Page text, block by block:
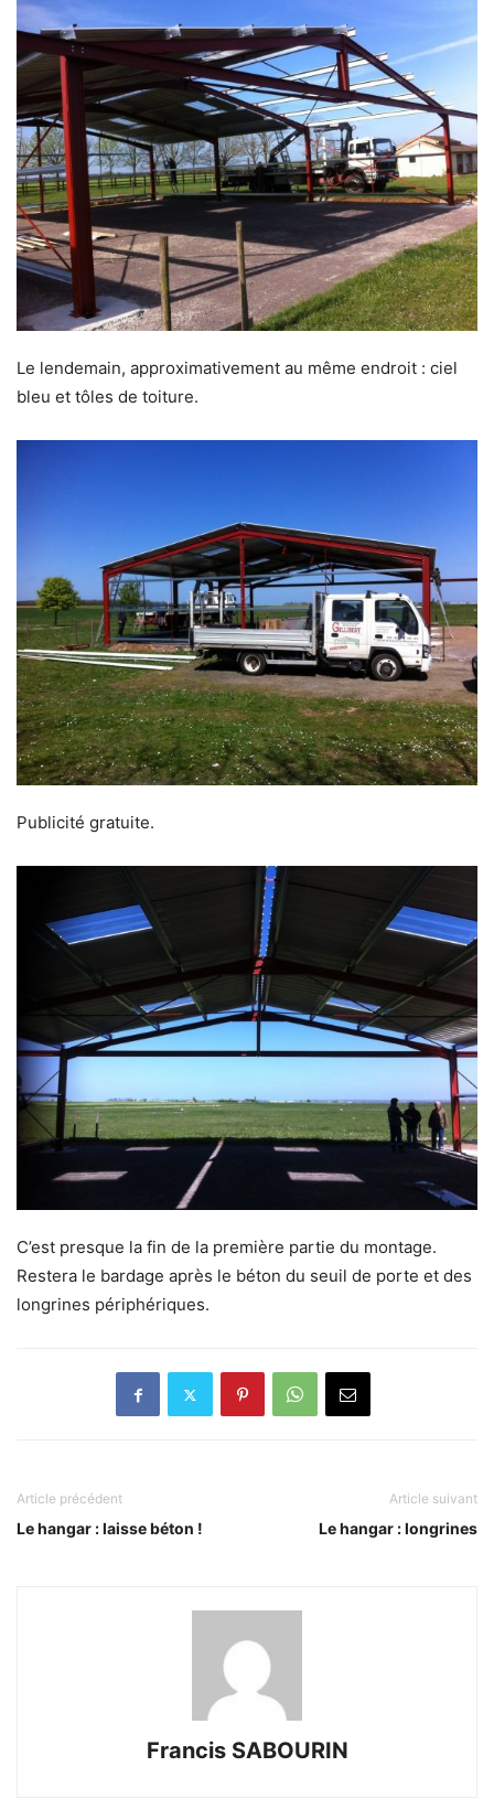
Le lendemain, approximativement au même endroit : ciel
bleu et tôles de toiture.
Publicité gratuite.
C’est presque la fin de la première partie du montage.
Restera le bardage après le béton du seuil de porte et des
longrines périphériques.
Article précédent
Le hangar : laisse béton !
Article suivant
Le hangar : longrines
Francis SABOURIN